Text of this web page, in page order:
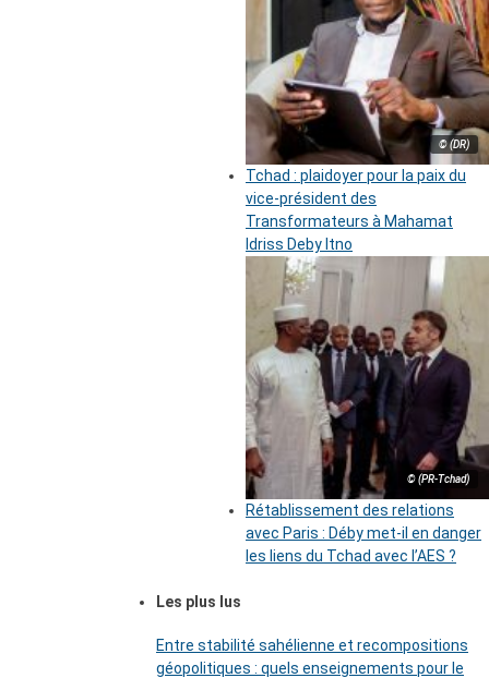
© (DR)
Tchad : plaidoyer pour la paix du
vice-président des
Transformateurs à Mahamat
Idriss Deby Itno
© (PR-Tchad)
Rétablissement des relations
avec Paris : Déby met-il en danger
les liens du Tchad avec l’AES ?
Les plus lus
Entre stabilité sahélienne et recompositions
géopolitiques : quels enseignements pour le